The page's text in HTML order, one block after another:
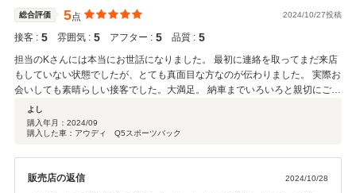
ていきたいと思います。何卒よろしくお願い申し上げます。小林
総合評価 5点 2024/10/27投稿
接客 : 5 雰囲気 : 5 アフター : 5 品質 : 5
担当のKさんには本当にお世話になりました。 最初に連絡を取ってまだ来店
もしていない状態でしたが、とても真面目な方なのが伝わりました。 実際お
会いしても素晴らしい接客でした。大満足。 納車までいろいろと親切にご対
応いただきまして、本当にありがとうございました！ 今後とも宜しくお願い
します。 ここの店舗で、Kさん担当で購入できて良かったです！
よし
購入年月： 2024/09
購入した車：アウディ Q5スポーツバック
販売店の返信 2024/10/28